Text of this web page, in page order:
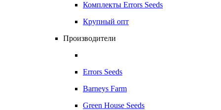
Комплекты Errors Seeds
Крупный опт
Производители
Errors Seeds
Barneys Farm
Green House Seeds